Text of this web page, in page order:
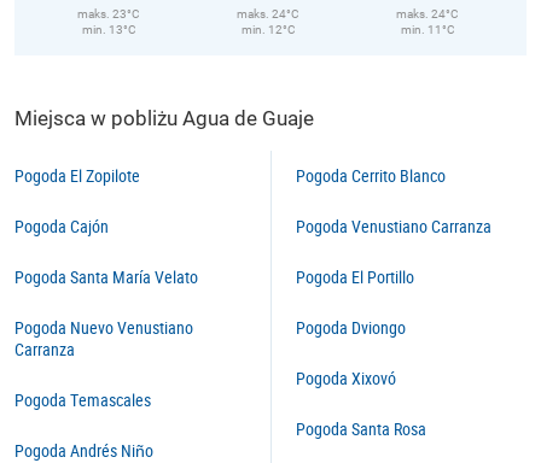
maks. 23°C
min. 13°C
maks. 24°C
min. 12°C
maks. 24°C
min. 11°C
Miejsca w pobliżu Agua de Guaje
Pogoda El Zopilote
Pogoda Cajón
Pogoda Santa María Velato
Pogoda Nuevo Venustiano
Carranza
Pogoda Temascales
Pogoda Andrés Niño
Pogoda Cerrito Blanco
Pogoda Venustiano Carranza
Pogoda El Portillo
Pogoda Dviongo
Pogoda Xixovó
Pogoda Santa Rosa